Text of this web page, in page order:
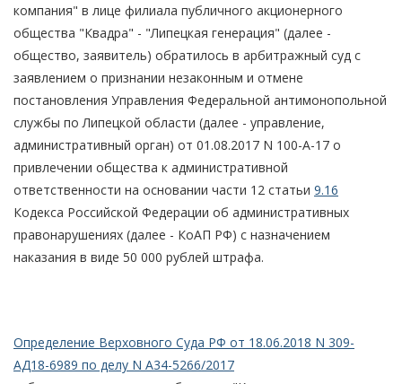
компания" в лице филиала публичного акционерного
общества "Квадра" - "Липецкая генерация" (далее -
общество, заявитель) обратилось в арбитражный суд с
заявлением о признании незаконным и отмене
постановления Управления Федеральной антимонопольной
службы по Липецкой области (далее - управление,
административный орган) от 01.08.2017 N 100-А-17 о
привлечении общества к административной
ответственности на основании части 12 статьи 9.16
Кодекса Российской Федерации об административных
правонарушениях (далее - КоАП РФ) с назначением
наказания в виде 50 000 рублей штрафа.
Определение Верховного Суда РФ от 18.06.2018 N 309-
АД18-6989 по делу N А34-5266/2017